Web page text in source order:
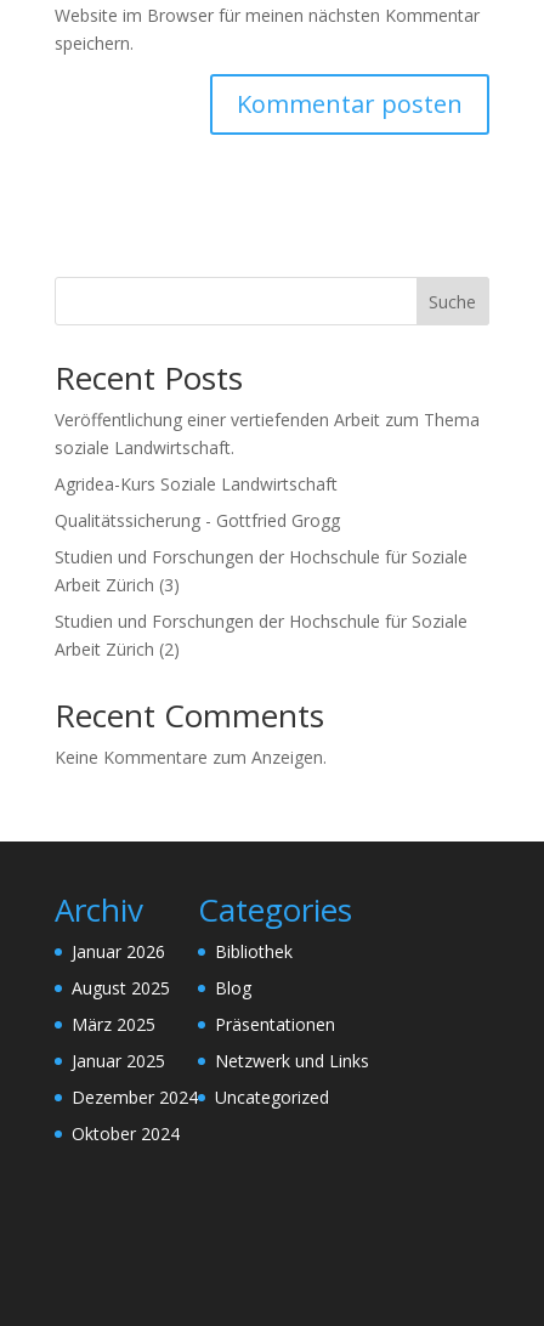
Website im Browser für meinen nächsten Kommentar
speichern.
e
:
Suche
Recent Posts
Veröffentlichung einer vertiefenden Arbeit zum Thema
soziale Landwirtschaft.
Agridea-Kurs Soziale Landwirtschaft
Qualitätssicherung - Gottfried Grogg
Studien und Forschungen der Hochschule für Soziale
Arbeit Zürich (3)
Studien und Forschungen der Hochschule für Soziale
Arbeit Zürich (2)
Recent Comments
Keine Kommentare zum Anzeigen.
Archiv
Januar 2026
August 2025
März 2025
Januar 2025
Dezember 2024
Oktober 2024
Categories
Bibliothek
Blog
Präsentationen
Netzwerk und Links
Uncategorized